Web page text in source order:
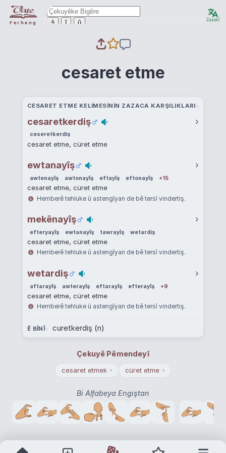
Ferheng ê î û Zazakî
cesaret etme
CESARET ETME KELIMESININ ZAZACA KARŞILIKLARI
cesaretkerdiş ›
ceseretkerdiş
cesaret etme, cüret etme
ewtanayîş ›
awtenayîş awtonayîş eftayîş eftonayîş +15
cesaret etme, cüret etme
Hemberê tehluke û astengîyan de bê tersî vindertiş.
mekênayîş ›
efteryayîş ewtanayîş tawrayîş wetardiş
cesaret etme, cüret etme
Hemberê tehluke û astengîyan de bê tersî vindertiş.
wetardiş ›
aftarayîş awterayîş eftarayîş efterayîş +9
cesaret etme, cüret etme
Hemberê tehluke û astengîyan de bê tersî vindertiş.
Ê BÎNÎ curetkerdiş (n)
Çekuyê Pêmendeyî
cesaret etmek › cüret etme ›
Bi Alfabeya Engiştan